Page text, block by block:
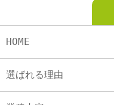
HOME
選ばれる理由